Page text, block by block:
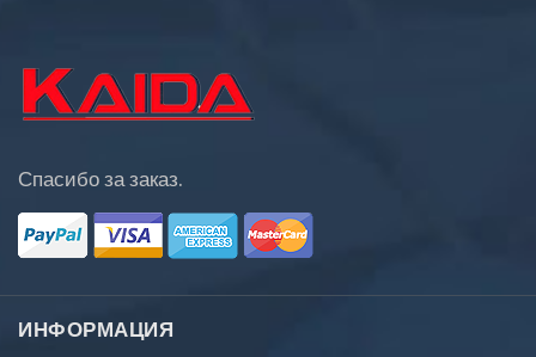
Спасибо за заказ.
ИНФОРМАЦИЯ